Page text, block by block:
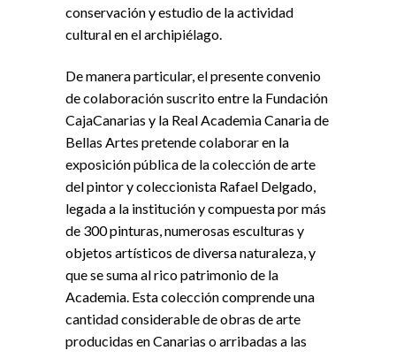
conservación y estudio de la actividad
cultural en el archipiélago.
De manera particular, el presente convenio
de colaboración suscrito entre la Fundación
CajaCanarias y la Real Academia Canaria de
Bellas Artes pretende colaborar en la
exposición pública de la colección de arte
del pintor y coleccionista Rafael Delgado,
legada a la institución y compuesta por más
de 300 pinturas, numerosas esculturas y
objetos artísticos de diversa naturaleza, y
que se suma al rico patrimonio de la
Academia. Esta colección comprende una
cantidad considerable de obras de arte
producidas en Canarias o arribadas a las